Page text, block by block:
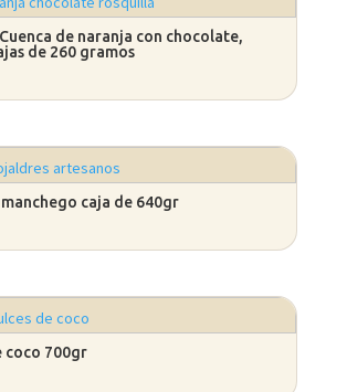
de naranja con chocolate,
de 260 gramos
caja de 640gr
coco 700gr